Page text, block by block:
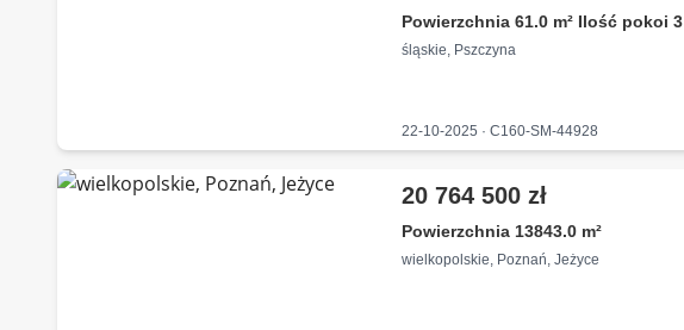
Powierzchnia 61.0 m² Ilość pokoi 3
śląskie, Pszczyna
22-10-2025 · C160-SM-44928
20 764 500 zł
Powierzchnia 13843.0 m²
wielkopolskie, Poznań, Jeżyce